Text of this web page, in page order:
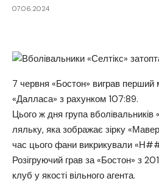
07.06.2024
7 червня «Бостон» виграв
«Далласа» з рахунком 107:89.
Цього ж дня група вболівальників
ляльку, яка зображає зірку
час цього фани викрикували
Розігруючий грав за «Бостон» з
клуб у якості вільного агента.